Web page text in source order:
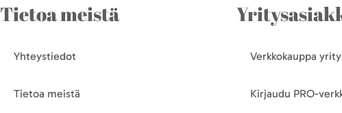
Tietoa meistä
Yhteystiedot
Tietoa meistä
Verkkokauppa
Kirjaudu PRO-